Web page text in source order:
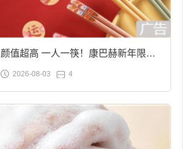
颜值超高 一人一筷！康巴赫新年限定
合金筷子大促：19.9元
2026-08-03 4